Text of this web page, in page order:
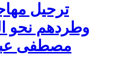
ترحيل
وطردهم نحو
مصطفى